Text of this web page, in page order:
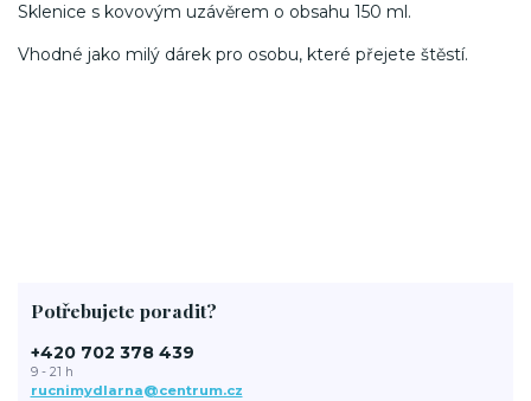
Sklenice s kovovým uzávěrem o obsahu 150 ml.
Vhodné jako milý dárek pro osobu, které přejete štěstí.
Potřebujete poradit?
+420 702 378 439
9 - 21 h
rucnimydlarna@centrum.cz